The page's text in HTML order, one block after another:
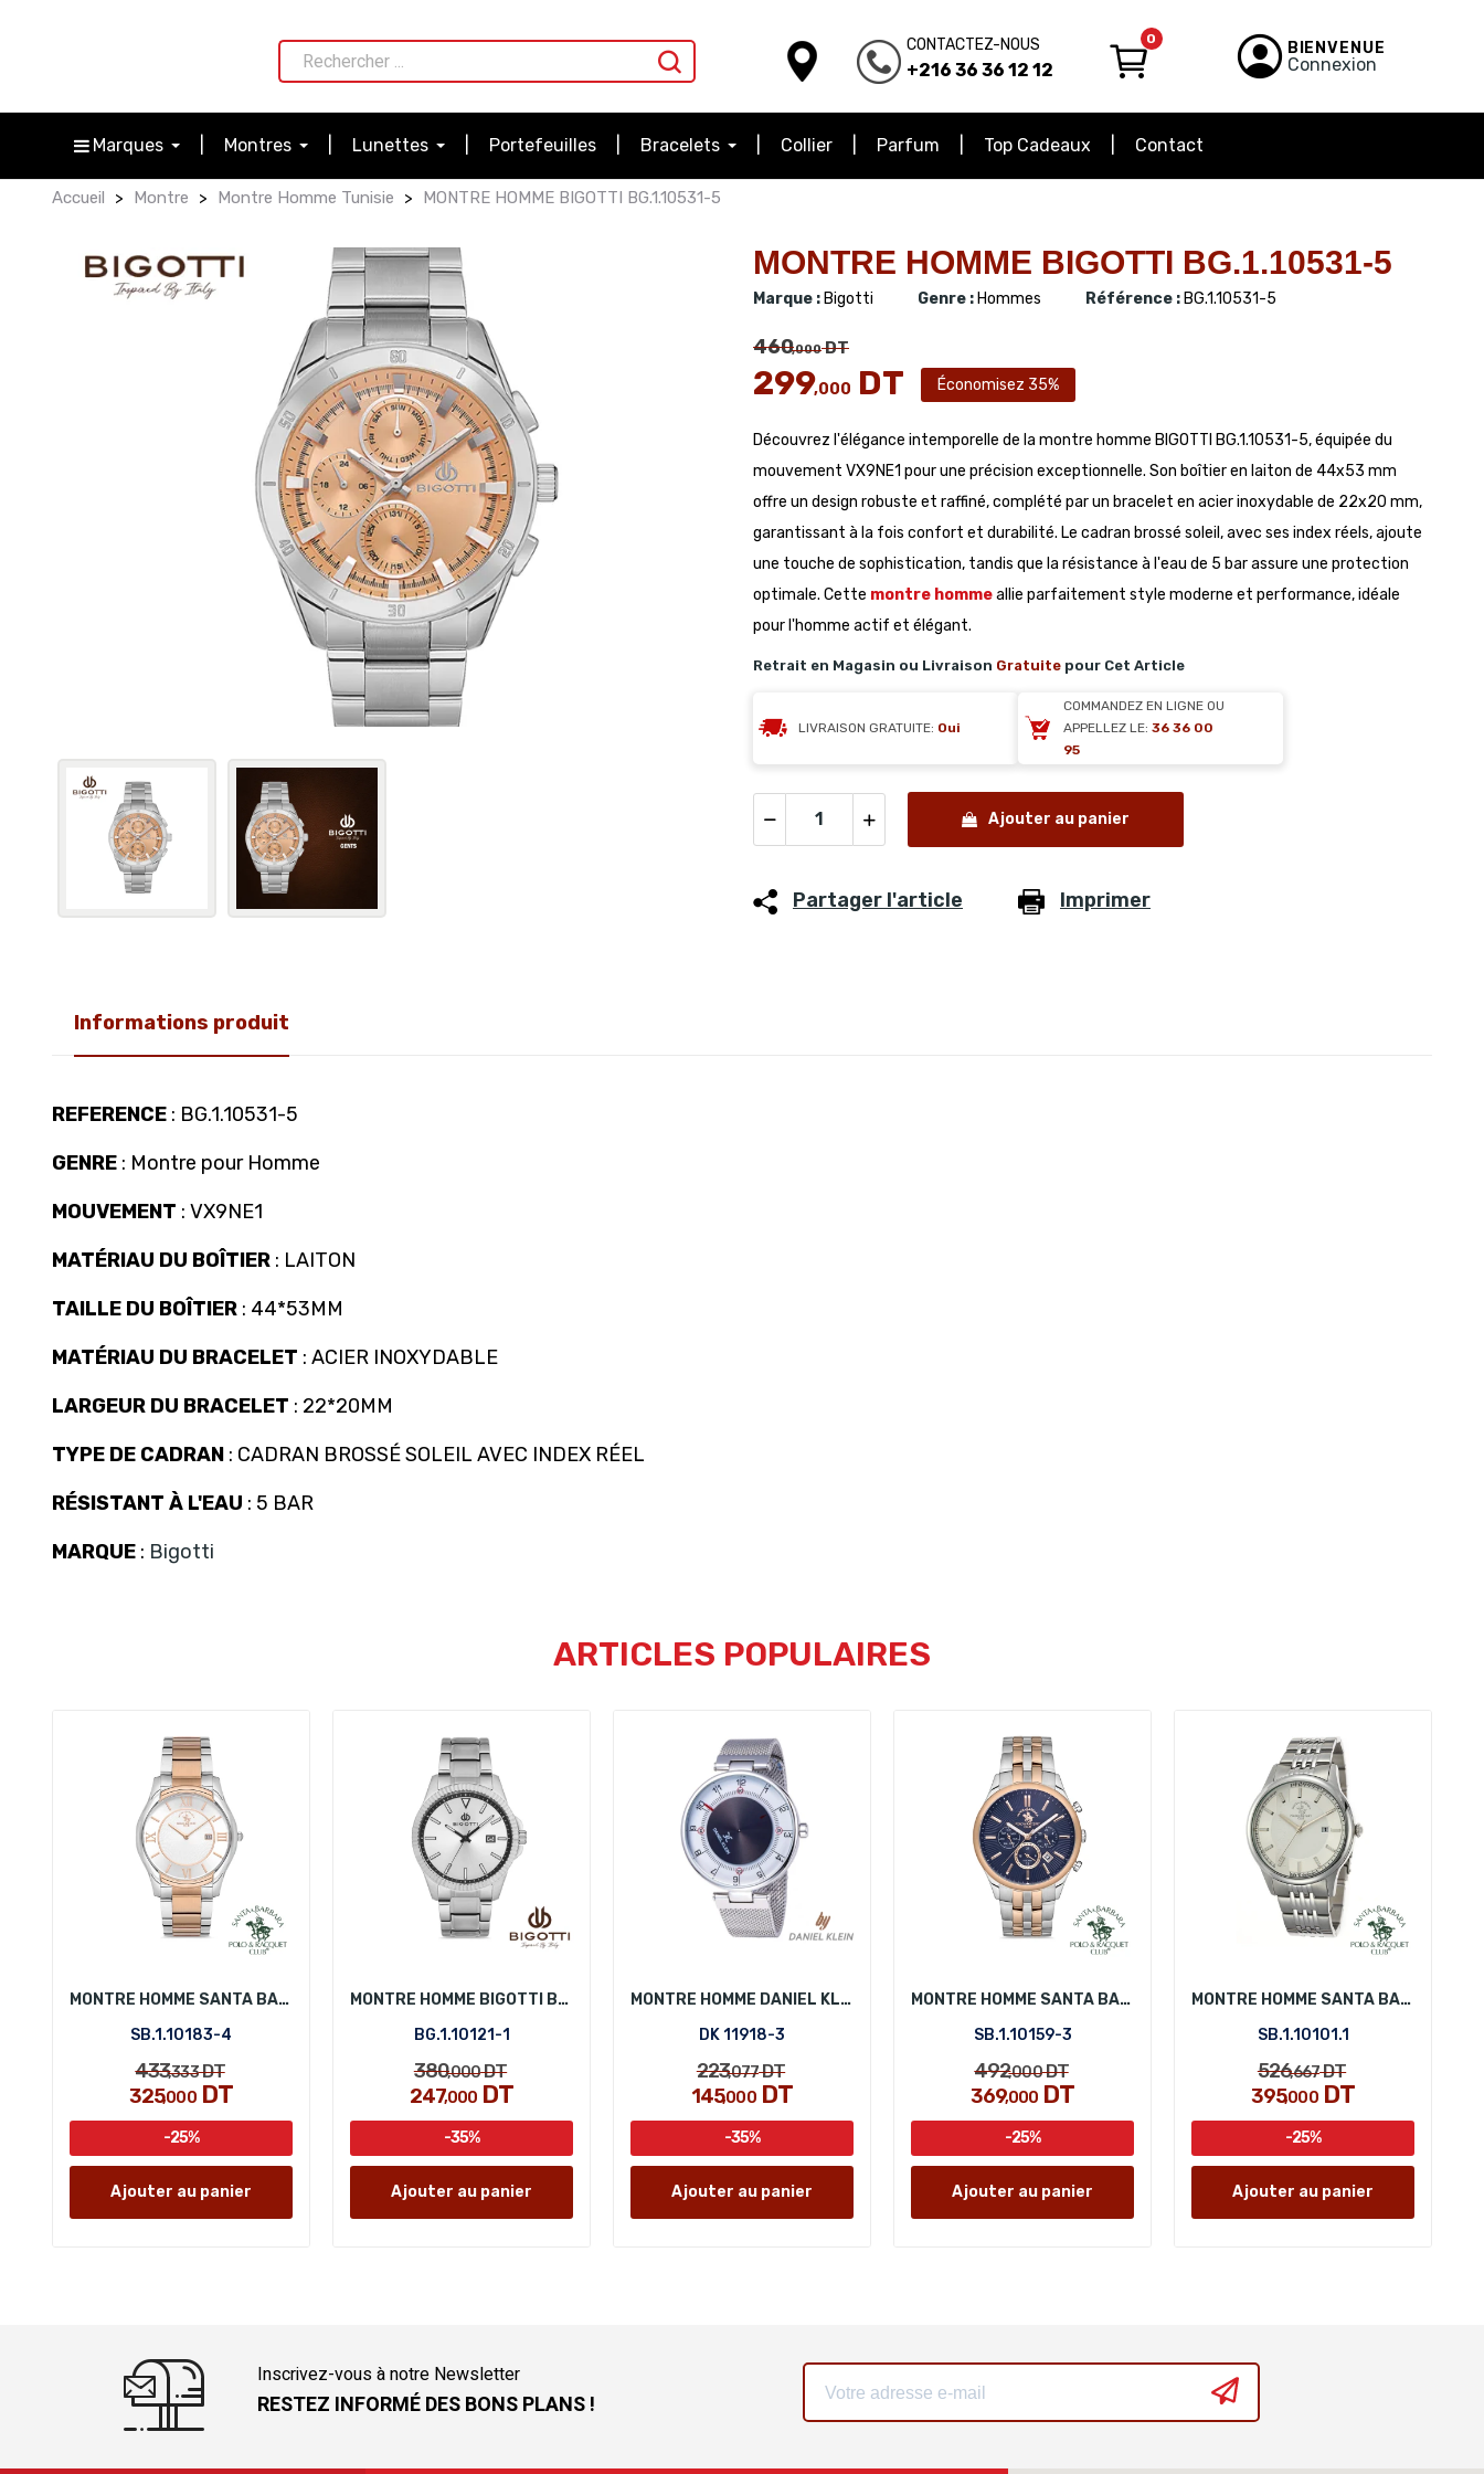
CONTACTEZ-NOUS
+216 36 36 12 12
0 BIENVENUE
Connexion
Marques Montres Lunettes Portefeuilles Bracelets Collier Parfum Top Cadeaux Contact
Accueil Montre Montre Homme Tunisie MONTRE HOMME BIGOTTI BG.1.10531-5
MONTRE HOMME BIGOTTI BG.1.10531-5
Marque : Bigotti Genre : Hommes Référence : BG.1.10531-5
460,000DT
299,000 DT Économisez 35%
Découvrez l'élégance intemporelle de la montre homme BIGOTTI BG.1.10531-5, équipée du
mouvement VX9NE1 pour une précision exceptionnelle. Son boîtier en laiton de 44x53 mm
offre un design robuste et raffiné, complété par un bracelet en acier inoxydable de 22x20 mm,
garantissant à la fois confort et durabilité. Le cadran brossé soleil, avec ses index réels, ajoute
une touche de sophistication, tandis que la résistance à l'eau de 5 bar assure une protection
optimale. Cette montre hommeallie parfaitement style moderne et performance, idéale
pour l'homme actif et élégant.
Retrait en Magasin ou Livraison Gratuite pour Cet Article
LIVRAISON GRATUITE: Oui
COMMANDEZ EN LIGNE OU
APPELLEZ LE: 36 36 00
95
Ajouter au panier
Partager l'article Imprimer
Informations produit
REFERENCE : BG.1.10531-5
GENRE : Montre pour Homme
MOUVEMENT : VX9NE1
MATÉRIAU DU BOÎTIER : LAITON
TAILLE DU BOÎTIER : 44*53MM
MATÉRIAU DU BRACELET : ACIER INOXYDABLE
LARGEUR DU BRACELET : 22*20MM
TYPE DE CADRAN : CADRAN BROSSÉ SOLEIL AVEC INDEX RÉEL
RÉSISTANT À L'EAU : 5 BAR
MARQUE : Bigotti
ARTICLES POPULAIRES
MONTRE HOMME SANTA BARBARA POLO SB.1.10183-4
SB.1.10183-4
433,333DT
325,000DT
-25%
Ajouter au panier
MONTRE HOMME BIGOTTI BG.1.10121-1
BG.1.10121-1
380,000DT
247,000 DT
-35%
Ajouter au panier
MONTRE HOMME DANIEL KLEIN DK 11918-3
DK 11918-3
223,077DT
145,000DT
-35%
Ajouter au panier
MONTRE HOMME SANTA BARBARA POLO SB.1.10159-3
SB.1.10159-3
492,000DT
369,000 DT
-25%
Ajouter au panier
MONTRE HOMME SANTA BARBARA POLO SB.1.10101.1
SB.1.10101.1
526,667DT
395,000DT
-25%
Ajouter au panier
Inscrivez-vous à notre Newsletter
RESTEZ INFORMÉ DES BONS PLANS !